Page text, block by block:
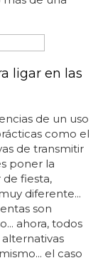
con su
una forma
lo mejor de
¡que
sin que
que lo lleva,
britney ya no
y habla
pop sigue
pero lo
nivel...
te pongan los